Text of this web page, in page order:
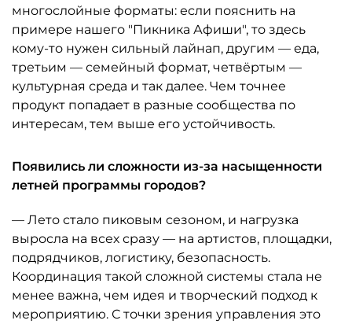
многослойные форматы: если пояснить на
примере нашего "Пикника Афиши", то здесь
кому-то нужен сильный лайнап, другим — еда,
третьим — семейный формат, четвёртым —
культурная среда и так далее. Чем точнее
продукт попадает в разные сообщества по
интересам, тем выше его устойчивость.
Появились ли сложности из-за насыщенности
летней программы городов?
— Лето стало пиковым сезоном, и нагрузка
выросла на всех сразу — на артистов, площадки,
подрядчиков, логистику, безопасность.
Координация такой сложной системы стала не
менее важна, чем идея и творческий подход к
мероприятию. С точки зрения управления это